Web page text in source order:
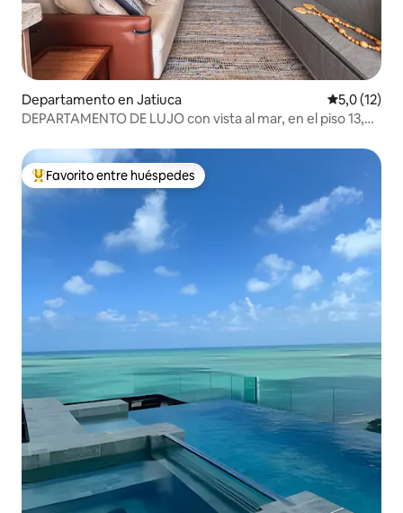
Departamento en Jatiuca Calificación
5,0 (12)
DEPARTAMENTO DE LUJO con vista al mar, en el piso 13,
Favorito entre los huéspedes más destacados
Favorito entre huéspedes